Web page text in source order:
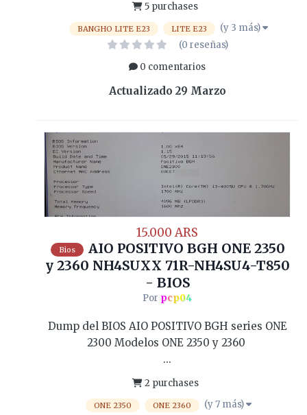
5 purchases
BANGHO LITE E23 LITE E23
(y 3 más)
(0 reseñas)
0 comentarios
Actualizado 29 Marzo
15.000 ARS
Bios
AIO POSITIVO BGH ONE 2350
y 2360 NH4SUXX 71R-NH4SU4-T850
- BIOS
Por pcp04
Dump del BIOS AIO POSITIVO BGH series ONE
2300 Modelos ONE 2350 y 2360
...
2 purchases
ONE 2350 ONE 2360 (y 7 más)